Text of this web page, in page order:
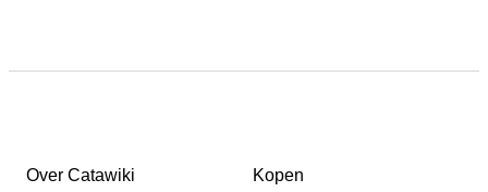
Over Catawiki Kopen